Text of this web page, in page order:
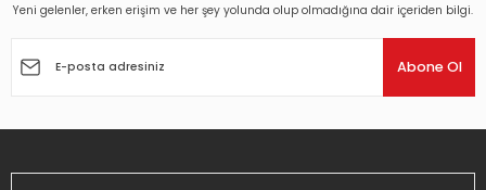
Ürün açıklamasında eksik bilgiler bulunuyor.
Yeni gelenler, erken erişim ve her şey yolunda olup olmadığına dair içeriden bilgi.
Abone Ol